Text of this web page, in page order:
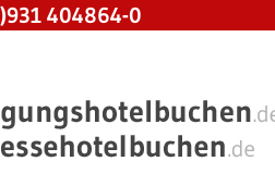
404864-0